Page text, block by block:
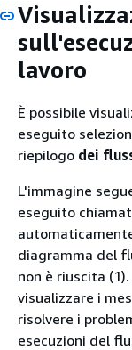
lavoro
È possibile
eseguito
riepilogo dei
L'immagine
eseguito
diagramma del
non è riuscita
visualizzare i
risolvere i
esecuzioni del